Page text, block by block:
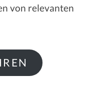
von relevanten